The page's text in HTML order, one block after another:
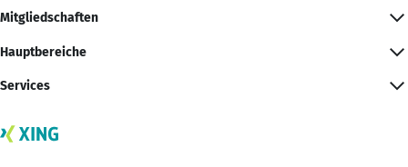
Mitgliedschaften
Hauptbereiche
Services